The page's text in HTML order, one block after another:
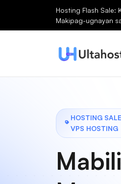
Hosting Flash Sale:
Makipag-ugnayan
HOSTING
VPS HOSTING